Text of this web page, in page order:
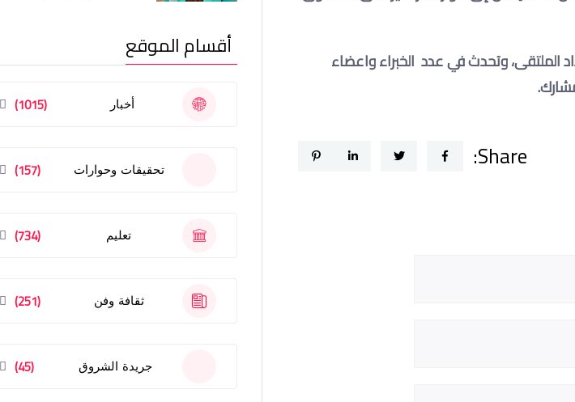
وتحدث في عدد الخبراء واعضاء
.
Share:
أقسام الموقع
أخبار (1015)
تحقيقات وحوارات (157)
تعليم (734)
ثقافة وفن (251)
جريدة الشروق (45)